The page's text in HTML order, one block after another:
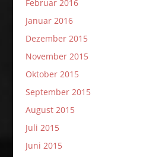
Februar 2016
Januar 2016
Dezember 2015
November 2015
Oktober 2015
September 2015
August 2015
Juli 2015
Juni 2015